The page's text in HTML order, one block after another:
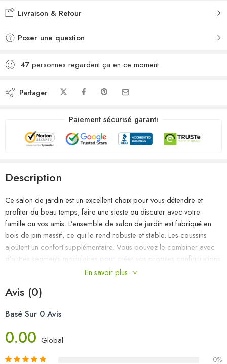
Ajouté à la liste de
Livraison & Retour
Poser une question
47 personnes regardent ça en ce moment
Partager
Paiement sécurisé garanti
Description
Ce salon de jardin est un excellent choix pour vous détendre et
profiter du beau temps, faire une sieste ou discuter avec votre
famille ou vos amis. L’ensemble de salon de jardin est fabriqué en
bois de pin massif, ce qui le rend robuste et stable. Les coussins
ajoutent un confort supplémentaire. Vous pouvez le combiner avec
d’autres segments modulaires pour créer vos propres configurations
de salon de jardin ! Remarque : afin de prolonger la durée de vie
avec une housse imperméable.
Couleur : gris
Matériau : bois de pin massif, tissu (100 % polyester)
En savoir plus
Avis (0)
Basé Sur 0 Avis
0.00 Global
0%